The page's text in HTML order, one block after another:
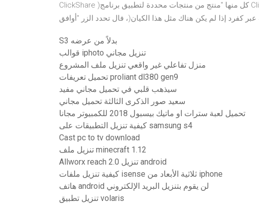
ClickShare )كل منها "منتج من منتجات محددة لتطبيق برنامج ClickShare ألجهزة الجوال، والتي تصف معالجة البيانات
S3 بدلاً من عرضه
قوالب iphoto تنزيل مجاني
منزل تفاعلي غير واقعي تنزيل ملف المشروع
تحميل تعريفات proliant dl380 gen9
سيذهب قلبي في تحميل مجاني مفيد
سعيد صور الذكرى الثالثة تحميل مجاني
تحميل لعبة سترات او ماتيك بيسبول 2018 للكمبيوتر مجانا
كيفية تنزيل التطبيقات على samsung s4
Cast pc to tv download
تنزيل ملف minecraft 1.12
Allworx reach 2.0 تنزيل android
كيفية تنزيل ملفات isense ثلاثية الأبعاد من iphone
هاتف android لن يقوم بتنزيل البريد الإلكتروني
تنزيل تطبيق volaris